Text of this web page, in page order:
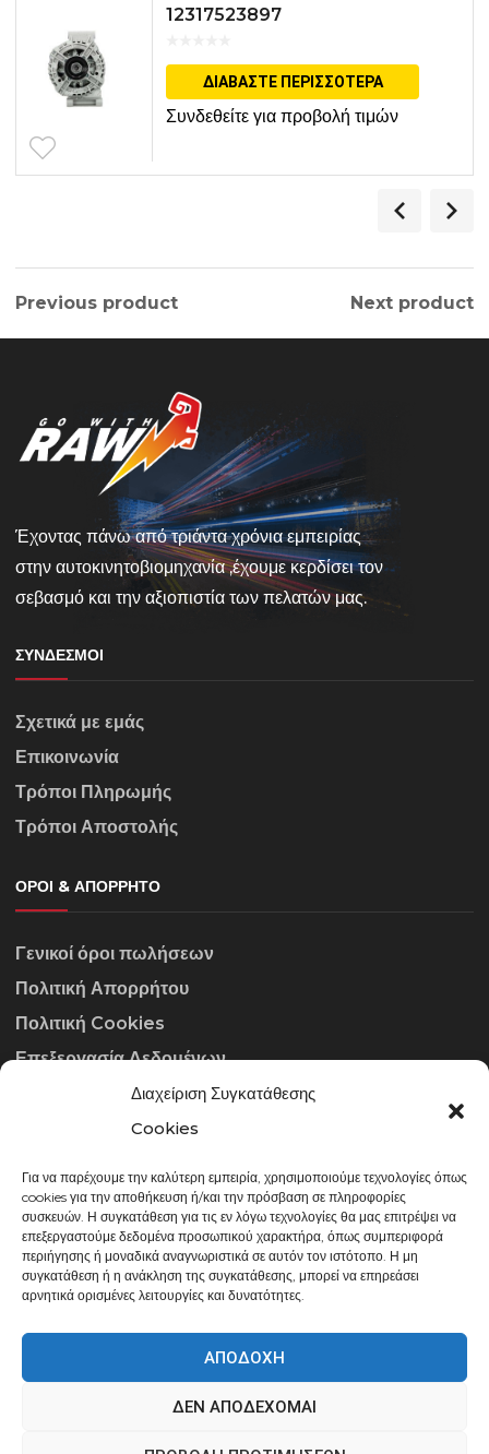
Διαχείριση Συγκατάθεσης
Cookies
Για να παρέχουμε την καλύτερη εμπειρία, χρησιμοποιούμε τεχνολογίες όπως
cookies για την αποθήκευση ή/και την πρόσβαση σε πληροφορίες
συσκευών. Η συγκατάθεση για τις εν λόγω τεχνολογίες θα μας επιτρέψει να
επεξεργαστούμε δεδομένα προσωπικού χαρακτήρα, όπως συμπεριφορά
περιήγησης ή μοναδικά αναγνωριστικά σε αυτόν τον ιστότοπο. Η μη
συγκατάθεση ή η ανάκληση της συγκατάθεσης, μπορεί να επηρεάσει
αρνητικά ορισμένες λειτουργίες και δυνατότητες.
ΑΠΟΔΟΧΉ
ΔΕΝ ΑΠΟΔΈΧΟΜΑΙ
12317523897
ΔΙΑΒΆΣΤΕ ΠΕΡΙΣΣΌΤΕΡΑ
Συνδεθείτε για προβολή τιμών
Previous product Next product
Έχοντας πάνω από τριάντα χρόνια εμπειρίας
στην αυτοκινητοβιομηχανία ,έχουμε κερδίσει τον
σεβασμό και την αξιοπιστία των πελατών μας.
ΣΎΝΔΕΣΜΟΙ
Σχετικά με εμάς
Επικοινωνία
Τρόποι Πληρωμής
Τρόποι Αποστολής
ΌΡΟΙ & ΑΠΌΡΡΗΤΟ
Γενικοί όροι πωλήσεων
Πολιτική Απορρήτου
Πολιτική Cookies
Επεξεργασία Δεδομένων
ΣΤΟΙΧΕΊΑ ΕΠΙΚΟΙΝΩΝΊΑΣ
info@gowithraw.gr
24310 35062
Δευ. - Παρ. 08:00 - 20:00
gowithraw.gr © 2020 | Powered by